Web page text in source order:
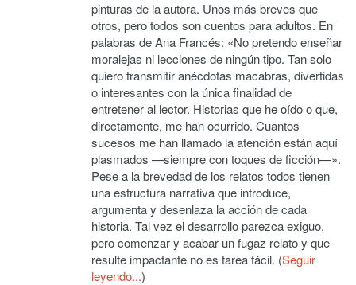
pinturas de la autora. Unos más breves que
otros, pero todos son cuentos para adultos. En
palabras de Ana Francés: «No pretendo enseñar
moralejas ni lecciones de ningún tipo. Tan solo
quiero transmitir anécdotas macabras, divertidas
o interesantes con la única finalidad de
entretener al lector. Historias que he oído o que,
directamente, me han ocurrido. Cuantos
sucesos me han llamado la atención están aquí
plasmados —siempre con toques de ficción—».
Pese a la brevedad de los relatos todos tienen
una estructura narrativa que introduce,
argumenta y desenlaza la acción de cada
historia. Tal vez el desarrollo parezca exiguo,
pero comenzar y acabar un fugaz relato y que
resulte impactante no es tarea fácil. (Seguir
leyendo...)